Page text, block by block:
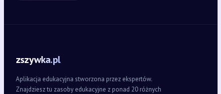
zszywka.pl
Aplikacja edukacyjna stworzona przez ekspertów.
Znajdziesz tu zasoby edukacyjne z ponad 20 różnych